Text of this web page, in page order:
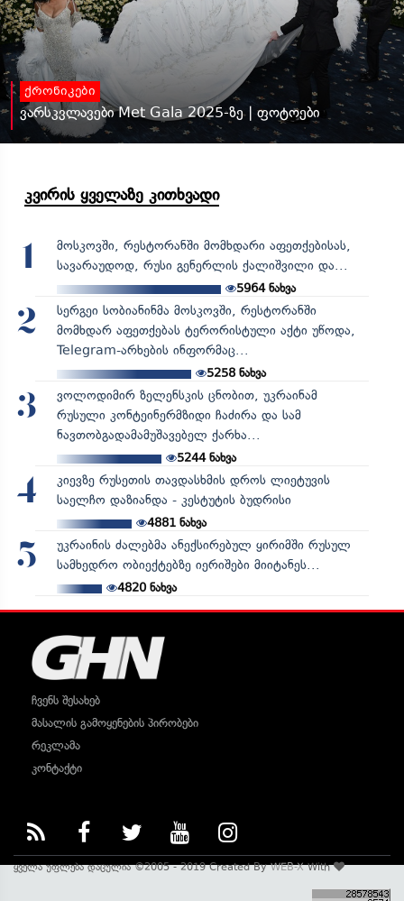
ქრონიკები
ვარსკვლავები Met Gala 2025-ზე | ფოტოები
კვირის ყველაზე კითხვადი
1
მოსკოვში, რესტორანში მომხდარი აფეთქებისას,
სავარაუდოდ, რუსი გენერლის ქალიშვილი და...
5964ნახვა
2
სერგეი სობიანინმა მოსკოვში, რესტორანში
მომხდარ აფეთქებას ტერორისტული აქტი უწოდა,
Telegram-არხების ინფორმაც...
5258ნახვა
3
ვოლოდიმირ ზელენსკის ცნობით, უკრაინამ
რუსული კონტეინერმზიდი ჩაძირა და სამ
ნავთობგადამამუშავებელ ქარხა...
5244ნახვა
4
კიევზე რუსეთის თავდასხმის დროს ლიეტუვის
საელჩო დაზიანდა - კესტუტის ბუდრისი
4881ნახვა
5
უკრაინის ძალებმა ანექსირებულ ყირიმში რუსულ
სამხედრო ობიექტებზე იერიშები მიიტანეს...
4820ნახვა
ჩვენს შესახებ
მასალის გამოყენების პირობები
რეკლამა
კონტაქტი
ყველა უფლება დაცულია ©2005 - 2019 Created ByWEB-XWith